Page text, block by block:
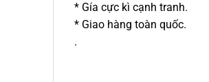
* Gía cực kì cạnh tranh.
* Giao hàng toàn quốc.
.